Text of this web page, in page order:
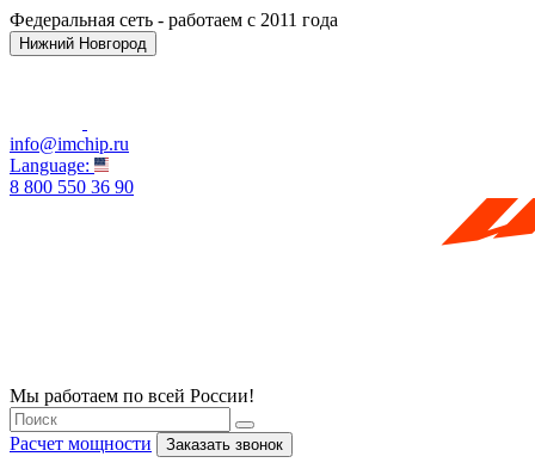
Федеральная сеть - работаем с 2011 года
Нижний Новгород
info@imchip.ru
Language:
8 800 550 36 90
Мы работаем по всей России!
Расчет мощности Заказать звонок